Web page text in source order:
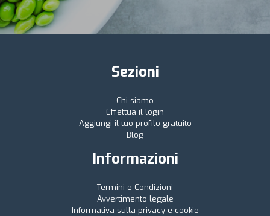
Sezioni
Chi siamo
Effettua il login
Aggiungi il tuo profilo gratuito
Blog
Informazioni
Termini e Condizioni
Avvertimento legale
Informativa sulla privacy e cookie